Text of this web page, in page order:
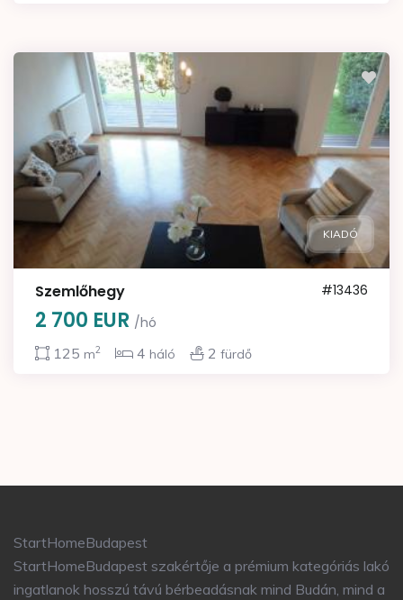
KIADÓ
Szemlőhegy #13436
2 700 EUR /hó
125 m2 4 háló 2 fürdő
StartHomeBudapest
StartHomeBudapest szakértője a prémium kategóriás lakó
ingatlanok hosszú távú bérbeadásnak mind Budán, mind a